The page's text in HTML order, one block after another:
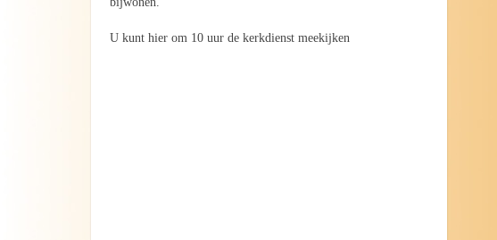
U kunt hier om 10 uur de kerkdienst meekijken